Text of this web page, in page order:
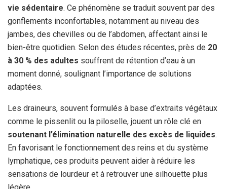
vie sédentaire. Ce phénomène se traduit souvent par des
gonflements inconfortables, notamment au niveau des
jambes, des chevilles ou de l’abdomen, affectant ainsi le
bien-être quotidien. Selon des études récentes, près de 20
à 30 % des adultes souffrent de rétention d’eau à un
moment donné, soulignant l’importance de solutions
adaptées.
Les draineurs, souvent formulés à base d’extraits végétaux
comme le pissenlit ou la piloselle, jouent un rôle clé en
soutenant l’élimination naturelle des excès de liquides.
En favorisant le fonctionnement des reins et du système
lymphatique, ces produits peuvent aider à réduire les
sensations de lourdeur et à retrouver une silhouette plus